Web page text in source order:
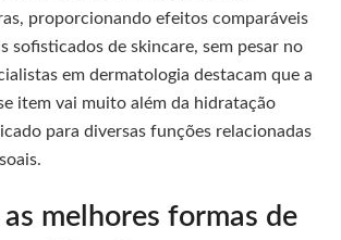
proporcionando efeitos comparáveis
sofisticados de skincare, sem pesar no
em dermatologia destacam que a
item vai muito além da hidratação
para diversas funções relacionadas
melhores formas de